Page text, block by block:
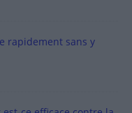
rapidement sans y